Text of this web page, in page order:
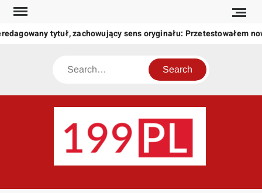
Skip
content
tytuł, zachowujący sens oryginału: Przetestowałem
Search
świat